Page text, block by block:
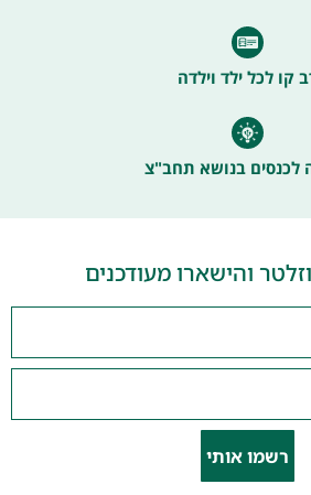
קו לכל ילד וילדה
לכנסים בנושא תחב"צ
והישארו מעודכנים
רשמו אותי